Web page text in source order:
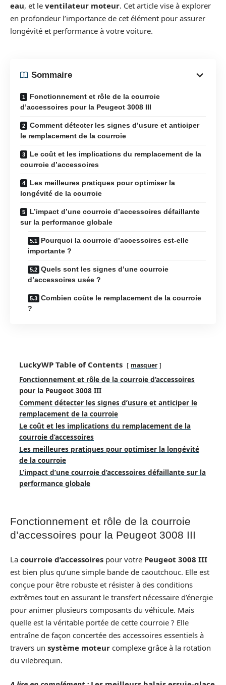
eau, et le ventilateur moteur. Cet article vise à explorer
en profondeur l’importance de cet élément pour assurer
longévité et performance à votre voiture.
Sommaire
Fonctionnement et rôle de la courroie
d’accessoires pour la Peugeot 3008 III
Comment détecter les signes d’usure et anticiper
le remplacement de la courroie
Le coût et les implications du remplacement de la
courroie d’accessoires
Les meilleures pratiques pour optimiser la
longévité de la courroie
L’impact d’une courroie d’accessoires défaillante
sur la performance globale
Pourquoi la courroie d’accessoires est-elle
importante ?
Quels sont les signes d’une courroie
d’accessoires usée ?
Combien coûte le remplacement de la courroie
?
LuckyWP Table of Contents masquer
Fonctionnement et rôle de la courroie d’accessoires
pour la Peugeot 3008 III
Comment détecter les signes d’usure et anticiper le
remplacement de la courroie
Le coût et les implications du remplacement de la
courroie d’accessoires
Les meilleures pratiques pour optimiser la longévité
de la courroie
L’impact d’une courroie d’accessoires défaillante sur la
performance globale
Fonctionnement et rôle de la courroie
d’accessoires pour la Peugeot 3008 III
La courroie d’accessoires pour votre Peugeot 3008 III
est bien plus qu’une simple bande de caoutchouc. Elle est
conçue pour être robuste et résister à des conditions
extrêmes tout en assurant le transfert nécessaire d’énergie
pour animer plusieurs composants du véhicule. Mais
quelle est la véritable portée de cette courroie ? Elle
entraîne de façon concertée des accessoires essentiels à
travers un système moteur complexe grâce à la rotation
du vilebrequin.